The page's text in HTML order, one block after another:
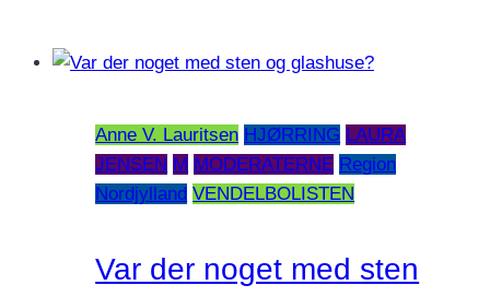
Anne V. Lauritsen HJØRRING LAURA
JENSEN M MODERATERNE Region
Nordjylland VENDELBOLISTEN
Var der noget med sten